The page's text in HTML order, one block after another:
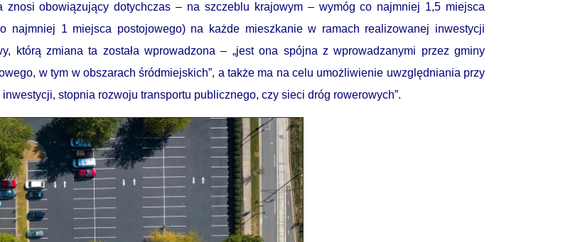
obowiązujący dotychczas – na szczeblu krajowym – wymóg co najmniej 1,5 miejsca
najmniej 1 miejsca postojowego) na każde mieszkanie w ramach realizowanej inwestycji
którą zmiana ta została wprowadzona – „jest ona spójna z wprowadzanymi przez gminy
w tym w obszarach śródmiejskich”, a także ma na celu umożliwienie uwzględniania przy
stopnia rozwoju transportu publicznego, czy sieci dróg rowerowych”.